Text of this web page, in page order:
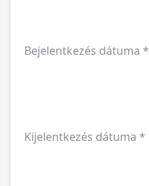
Bejelentkezés dátuma *
Kijelentkezés dátuma *